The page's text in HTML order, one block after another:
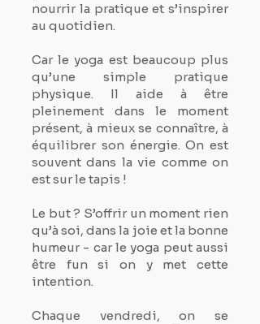
nourrir la pratique et s’inspirer
au quotidien.
Car le yoga est beaucoup plus
qu’une simple pratique
physique. Il aide à être
pleinement dans le moment
présent, à mieux se connaître, à
équilibrer son énergie. On est
souvent dans la vie comme on
est sur le tapis !
Le but ? S’offrir un moment rien
qu’à soi, dans la joie et la bonne
humeur - car le yoga peut aussi
être fun si on y met cette
intention.
Chaque vendredi, on se